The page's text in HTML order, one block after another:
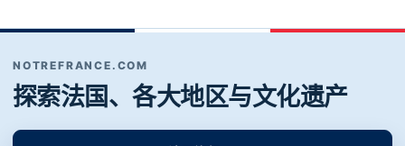
NOTREFRANCE.COM
探索法国、各大地区与文化遗产